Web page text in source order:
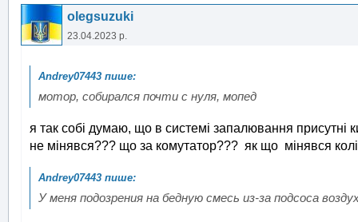
olegsuzuki
23.04.2023 р.
мотор, собирался почти с нуля, мопед
я так собі думаю, що в системі запалювання присутні
не мінявся??? що за комутатор??? як що мінявся
У меня подозрения на бедную смесь из-за подсоса